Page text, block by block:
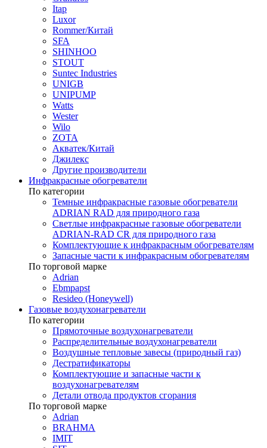
Itap
Luxor
Rommer/Китай
SFA
SHINHOO
STOUT
Suntec Industries
UNIGB
UNIPUMP
Watts
Wester
Wilo
ZOTA
Акватек/Китай
Джилекс
Другие производители
Инфракрасные обогреватели
По категории
Темные инфракрасные газовые обогреватели
ADRIAN RAD для природного газа
Светлые инфракрасные газовые обогреватели
ADRIAN-RAD CR для природного газа
Комплектующие к инфракрасным обогревателям
Запасные части к инфракрасным обогревателям
По торговой марке
Adrian
Ebmpapst
Resideo (Honeywell)
Газовые воздухонагреватели
По категории
Прямоточные воздухонагреватели
Распределительные воздухонагреватели
Воздушные тепловые завесы (природный газ)
Дестратификаторы
Комплектующие и запасные части к
воздухонагревателям
Детали отвода продуктов сгорания
По торговой марке
Adrian
BRAHMA
IMIT